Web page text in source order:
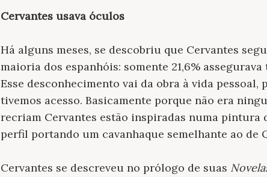
Cervantes usava óculos
Há alguns meses, se descobriu que Cervantes
maioria dos espanhóis: somente 21,6%
Esse desconhecimento vai da obra à vida
tivemos acesso. Basicamente porque não era
recriam Cervantes estão inspiradas numa pintura
perfil portando um cavanhaque semelhante ao de
Cervantes se descreveu no prólogo de suas